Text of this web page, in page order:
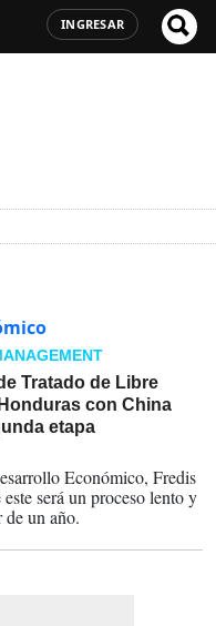
INGRESAR
Tratado de Libre
con China
etapa
Económico, Fredis
será un proceso lento y
de un año.